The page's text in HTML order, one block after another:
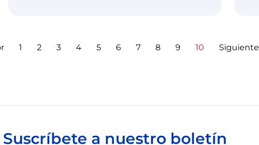
1 2 3 4 5 6 7 8 9 10 Siguiente
Suscríbete a nuestro boletín